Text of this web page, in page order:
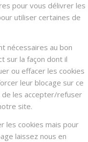
pour vous délivrer les
utiliser certaines de
nécessaires au bon
sur la façon dont il
ou effacer les cookies
leur blocage sur ce
de les accepter/refuser
site.
les cookies mais pour
laissez nous en